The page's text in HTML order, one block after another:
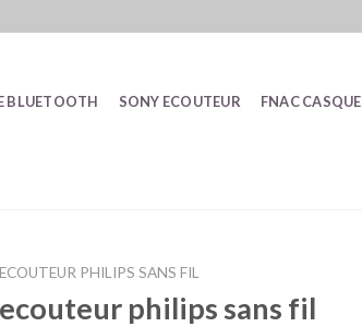
BLUETOOTH SONY ECOUTEUR FNAC CASQUE
ECOUTEUR PHILIPS SANS FIL
ecouteur philips sans fil